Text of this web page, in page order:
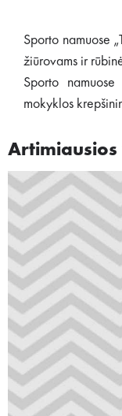
Sporto namuose
žiūrovams ir
Sporto
mokyklos
Artimiausios